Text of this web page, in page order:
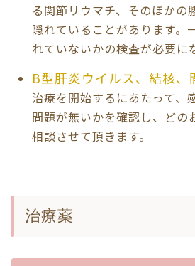
る関節リウマチ、そのほかの
隠れていることがあります。
れていないかの検査が必要に
B型肝炎ウイルス、結核、
治療を開始するにあたって、
問題が無いかを確認し、どの
相談させて頂きます。
治療薬